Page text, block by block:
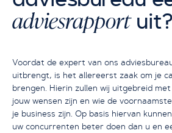
adviesrapportuit?
Voordat de expert van ons
uitbrengt, is het allereerst zaak om je
brengen. Hierin zullen wij uitgebreid
jouw wensen zijn en wie de
je business zijn. Op basis hiervan
uw concurrenten beter doen dan u en